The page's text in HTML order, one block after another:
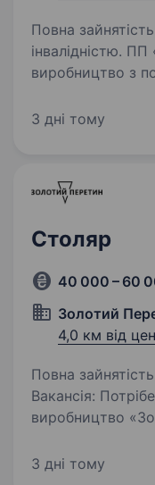
Повна
інвалідністю. ПП «Нове Століття Плюс» —
виробництво з
та
3 дні тому
Столяр
40 000 – 60
Золотий
4,0 км від
Повна
Вакансія:
виробництво
розглядаємо
3 дні тому